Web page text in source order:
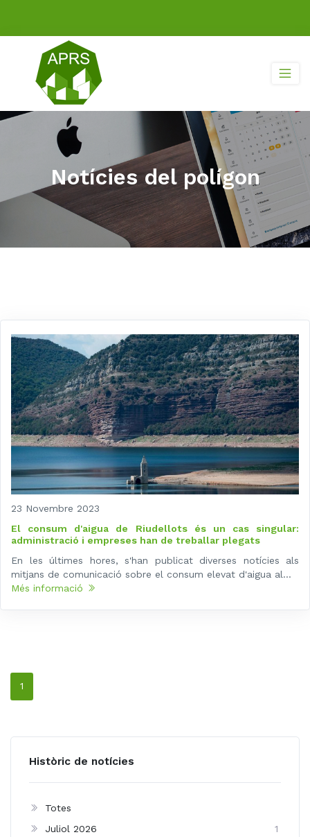
Notícies del polígon
23 Novembre 2023
El consum d'aigua de Riudellots és un cas singular:
administració i empreses han de treballar plegats
En les últimes hores, s'han publicat diverses notícies als
mitjans de comunicació sobre el consum elevat d'aigua al...
Més informació
1
Històric de notícies
Totes
Juliol 2026
1